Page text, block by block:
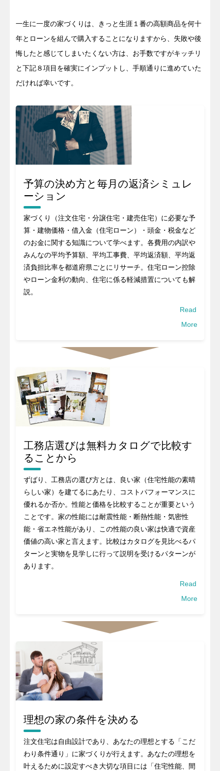
一生に一度の家づくりは、きっと生涯１番の高額商品を何十
年とローンを組んで購入することになりますから、失敗や後
悔したと感じてしまいたくない方は、お手数ですがキッチリ
と下記８項目を確実にインプットし、手順通りに進めていた
だければ幸いです。
予算の決め方と毎月の返済シミュレ
ーション
家づくり（注文住宅・分譲住宅・建売住宅）に必要な予
算・建物価格・借入金（住宅ローン）・頭金・税金など
のお金に関する知識について学べます。各費用の内訳や
みんなの平均予算額、平均工事費、平均返済額、平均返
済負担比率を都道府県ごとにリサーチ。住宅ローン控除
やローン金利の動向、住宅に係る軽減措置についても解
説。
Read
More
工務店選びは無料カタログで比較す
ることから
ずばり、工務店の選び方とは、良い家（住宅性能の素晴
らしい家）を建てるにあたり、コストパフォーマンスに
優れるか否か。性能と価格を比較することが重要という
ことです。家の性能には耐震性能・断熱性能・気密性
能・省エネ性能があり、この性能の良い家は快適で資産
価値の高い家と言えます。比較はカタログを見比べるパ
ターンと実物を見学しに行って説明を受けるパターンが
あります。
Read
More
理想の家の条件を決める
注文住宅は自由設計であり、あなたの理想とする「こだ
わり条件通り」に家づくりが行えます。あなたの理想を
叶えるために設定すべき大切な項目には「住宅性能、間